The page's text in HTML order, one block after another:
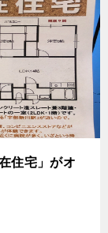
住宅」がオ